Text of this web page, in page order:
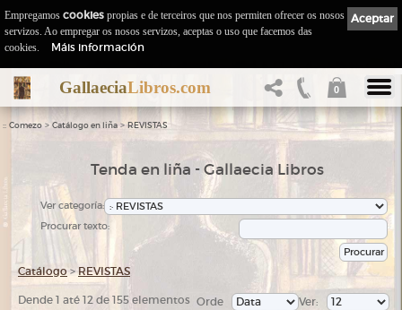
GallaeciaLibros.com 0
:: Comezo > Catálogo en liña > REVISTAS
Tenda en liña - Gallaecia Libros
Ver categoría:
Procurar texto:
Catálogo >REVISTAS
Dende 1 até 12 de 155 elementos Ver:
Orde
Aceptar
Empregamos cookies propias e de terceiros que nos permiten ofrecer os nosos
servizos. Ao empregar os nosos servizos, aceptas o uso que facemos das
cookies.
Máis información